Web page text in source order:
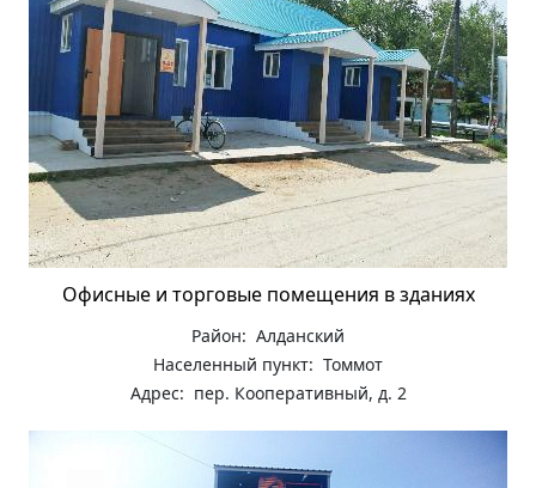
Офисные и торговые помещения в зданиях
Район: Алданский
Населенный пункт: Томмот
Адрес: пер. Кооперативный, д. 2